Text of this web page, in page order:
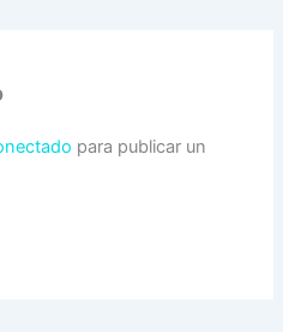
para publicar un